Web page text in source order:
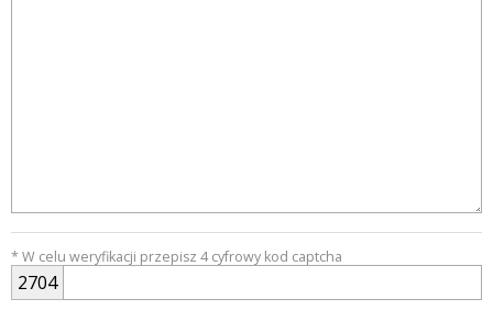
* W celu weryfikacji przepisz 4 cyfrowy kod captcha
2704